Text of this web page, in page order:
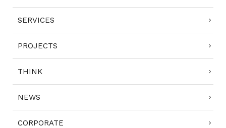
SERVICES
PROJECTS
THINK
NEWS
CORPORATE